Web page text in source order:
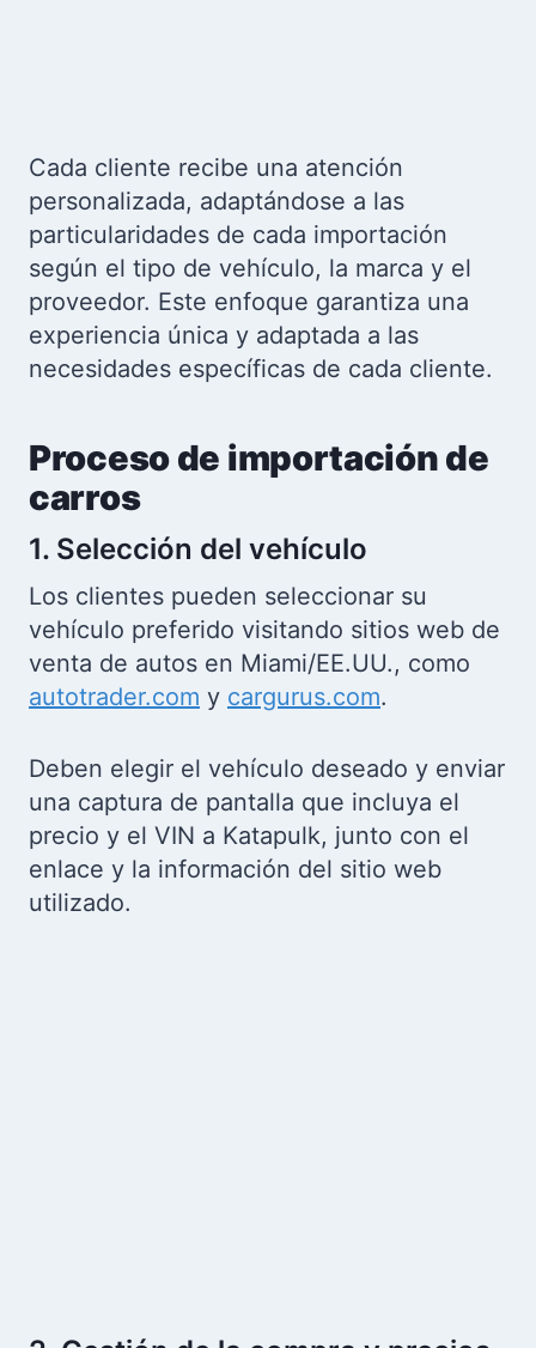
Cada cliente recibe una atención
personalizada, adaptándose a las
particularidades de cada importación
según el tipo de vehículo, la marca y el
proveedor. Este enfoque garantiza una
experiencia única y adaptada a las
necesidades específicas de cada cliente.
Proceso de importación de
carros
1. Selección del vehículo
Los clientes pueden seleccionar su
vehículo preferido visitando sitios web de
venta de autos en Miami/EE.UU., como
autotrader.com y cargurus.com.
Deben elegir el vehículo deseado y enviar
una captura de pantalla que incluya el
precio y el VIN a Katapulk, junto con el
enlace y la información del sitio web
utilizado.